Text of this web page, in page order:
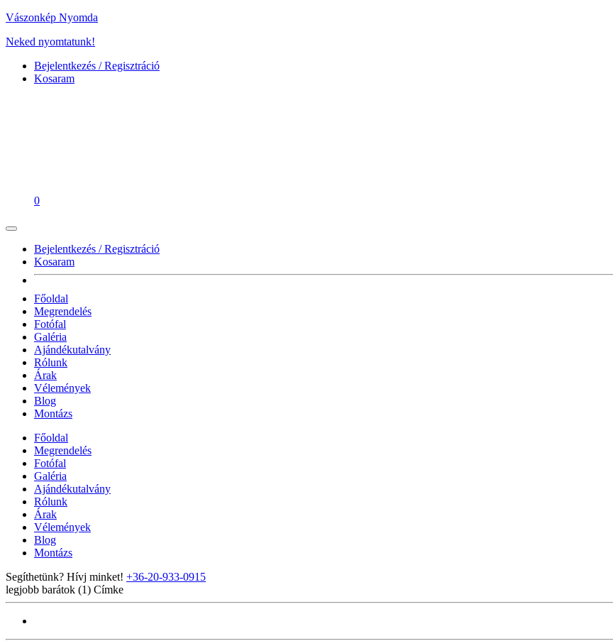
Vászonkép Nyomda
Neked nyomtatunk!
Bejelentkezés / Regisztráció
Kosaram
0
Bejelentkezés / Regisztráció
Kosaram
Főoldal
Megrendelés
Fotófal
Galéria
Ajándékutalvány
Rólunk
Árak
Vélemények
Blog
Montázs
Főoldal
Megrendelés
Fotófal
Galéria
Ajándékutalvány
Rólunk
Árak
Vélemények
Blog
Montázs
Segíthetünk? Hívj minket! +36-20-933-0915
legjobb barátok (1) Címke